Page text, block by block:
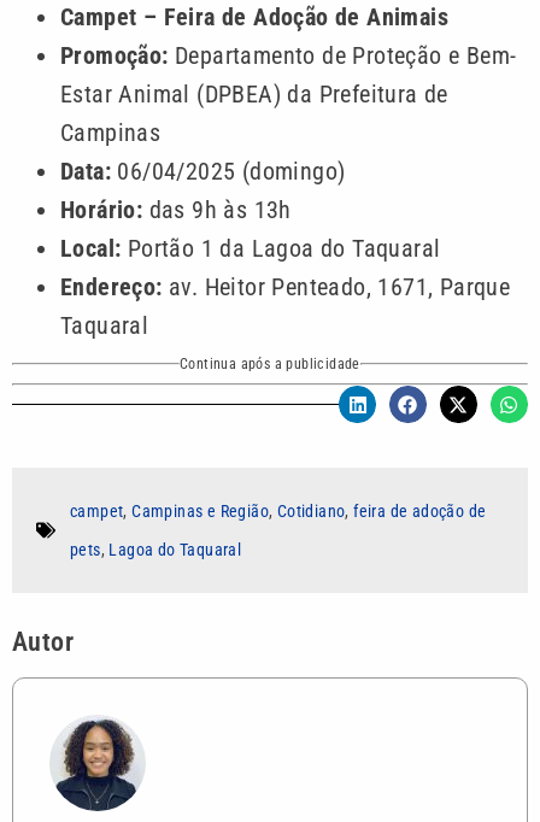
Campet – Feira de Adoção de Animais
Promoção: Departamento de Proteção e Bem-
Estar Animal (DPBEA) da Prefeitura de
Campinas
Data: 06/04/2025 (domingo)
Horário: das 9h às 13h
Local: Portão 1 da Lagoa do Taquaral
Endereço: av. Heitor Penteado, 1671, Parque
Taquaral
Continua após a publicidade
campet,Campinas e Região, Cotidiano,feira de adoção de
pets, Lagoa do Taquaral
Autor